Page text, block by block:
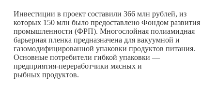
Инвестиции в проект составили 366 млн рублей, из
которых 150 млн было предоставлено Фондом развития
промышленности (ФРП). Многослойная полиамидная
барьерная пленка предназначена для вакуумной и
газомодифицированной упаковки продуктов питания.
Основные потребители гибкой упаковки —
предприятия-переработчики мясных и
рыбных продуктов.